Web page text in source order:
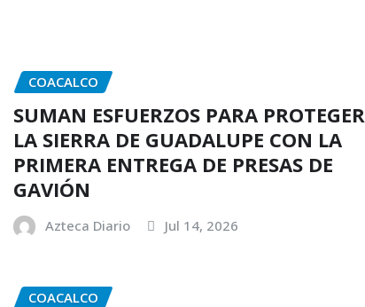
COACALCO
SUMAN ESFUERZOS PARA PROTEGER
LA SIERRA DE GUADALUPE CON LA
PRIMERA ENTREGA DE PRESAS DE
GAVIÓN
Azteca Diario Jul 14, 2026
COACALCO